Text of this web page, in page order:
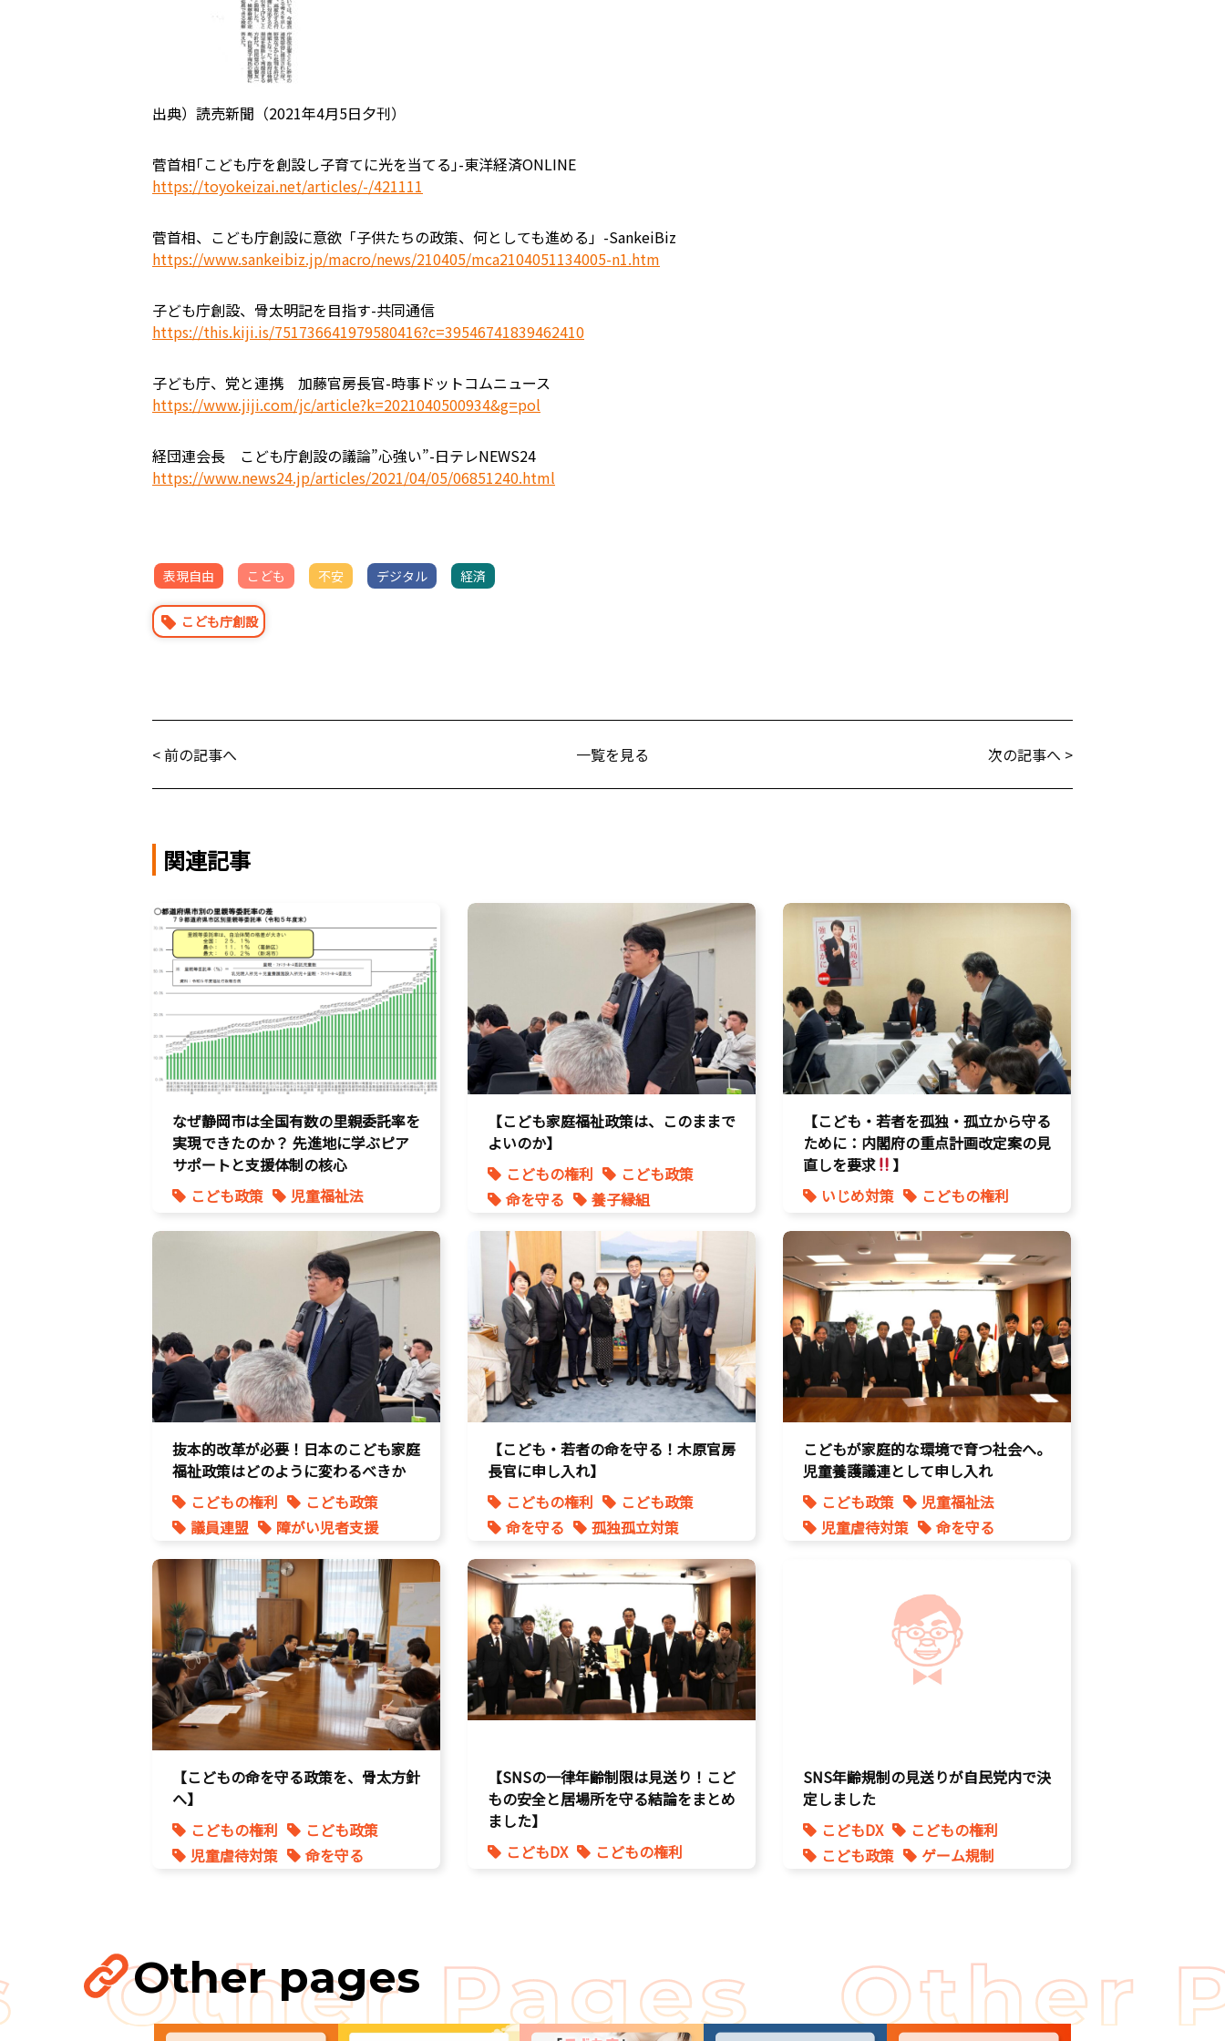
出典）読売新聞（2021年4月5日夕刊）
菅首相｢こども庁を創設し子育てに光を当てる｣-東洋経済ONLINE
https://toyokeizai.net/articles/-/421111
菅首相、こども庁創設に意欲「子供たちの政策、何としても進める」-SankeiBiz
https://www.sankeibiz.jp/macro/news/210405/mca2104051134005-n1.htm
子ども庁創設、骨太明記を目指す-共同通信
https://this.kiji.is/751736641979580416?c=39546741839462410
子ども庁、党と連携 加藤官房長官-時事ドットコムニュース
https://www.jiji.com/jc/article?k=2021040500934&g=pol
経団連会長 こども庁創設の議論”心強い”-日テレNEWS24
https://www.news24.jp/articles/2021/04/05/06851240.html
表現自由 こども 不安 デジタル 経済
こども庁創設
< 前の記事へ 一覧を見る 次の記事へ >
関連記事
なぜ静岡市は全国有数の里親委託率を
実現できたのか？ 先進地に学ぶピア
サポートと支援体制の核心
こども政策
児童福祉法
【こども家庭福祉政策は、このままで
よいのか】
こどもの権利
こども政策
命を守る
養子縁組
【こども・若者を孤独・孤立から守る
ために：内閣府の重点計画改定案の見
直しを要求
】
いじめ対策
こどもの権利
命を守る
子育て支援拡充
孤独孤立対策
将来不安
自民党
抜本的改革が必要！日本のこども家庭
福祉政策はどのように変わるべきか
こどもの権利
こども政策
議員連盟
障がい児者支援
【こども・若者の命を守る！木原官房
長官に申し入れ】
こどもの権利
こども政策
命を守る
孤独孤立対策
こどもが家庭的な環境で育つ社会へ。
児童養護議連として申し入れ
こども政策
児童福祉法
児童虐待対策
命を守る
【こどもの命を守る政策を、骨太方針
へ】
こどもの権利
こども政策
児童虐待対策
命を守る
【SNSの一律年齢制限は見送り！こど
もの安全と居場所を守る結論をまとめ
ました】
こどもDX
こどもの権利
SNS年齢規制の見送りが自民党内で決
定しました
こどもDX
こどもの権利
こども政策
ゲーム規制
Other pages